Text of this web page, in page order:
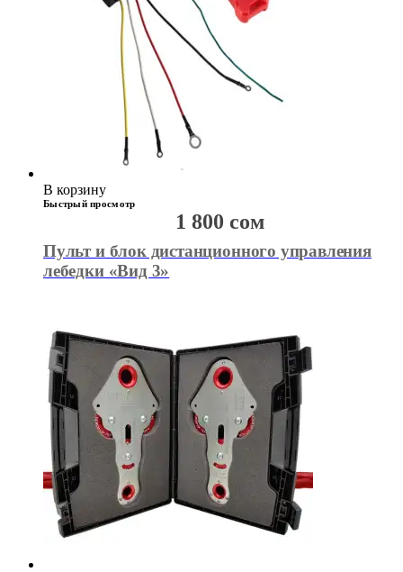
В корзину
Быстрый просмотр
Пульт и блок дистанционного управления
лебедки «Вид 3»
1 800 сом